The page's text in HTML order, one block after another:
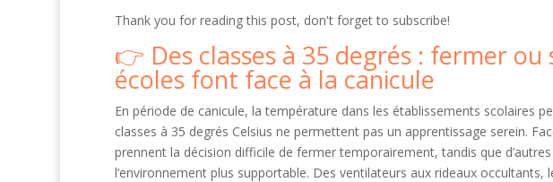
Thank you for reading this post, don't forget to subscribe!
Des classes à 35 degrés : fermer
écoles font face à la canicule
En période de canicule, la température dans les établissements scolaires
classes à 35 degrés Celsius ne permettent pas un apprentissage serein.
prennent la décision difficile de fermer temporairement, tandis que
l’environnement plus supportable. Des ventilateurs aux rideaux